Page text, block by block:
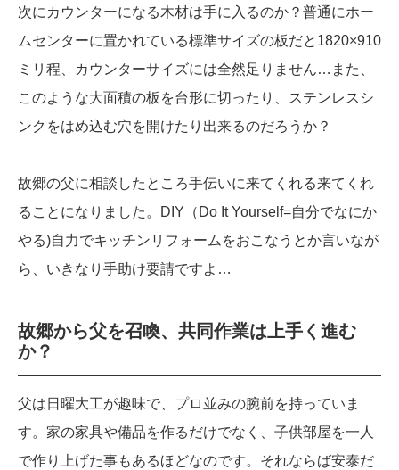
次にカウンターになる木材は手に入るのか？普通にホー
ムセンターに置かれている標準サイズの板だと1820×910
ミリ程、カウンターサイズには全然足りません…また、
このような大面積の板を台形に切ったり、ステンレスシ
ンクをはめ込む穴を開けたり出来るのだろうか？
故郷の父に相談したところ手伝いに来てくれる来てくれ
ることになりました。DIY（Do It Yourself=自分でなにか
やる)自力でキッチンリフォームをおこなうとか言いなが
ら、いきなり手助け要請ですよ…
故郷から父を召喚、共同作業は上手く進む
か？
父は日曜大工が趣味で、プロ並みの腕前を持っていま
す。家の家具や備品を作るだけでなく、子供部屋を一人
で作り上げた事もあるほどなのです。それならば安泰だ